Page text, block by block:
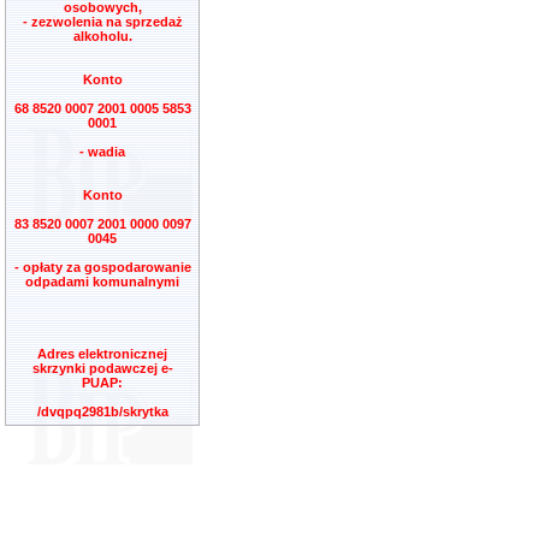
osobowych,
- zezwolenia na sprzedaż
alkoholu.
Konto
68 8520 0007 2001 0005 5853
0001
- wadia
Konto
83 8520 0007 2001 0000 0097
0045
- opłaty za gospodarowanie
odpadami komunalnymi
Adres elektronicznej
skrzynki podawczej e-
PUAP:
/dvqpq2981b/skrytka